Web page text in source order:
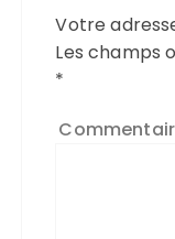
Votre
Les champs
*